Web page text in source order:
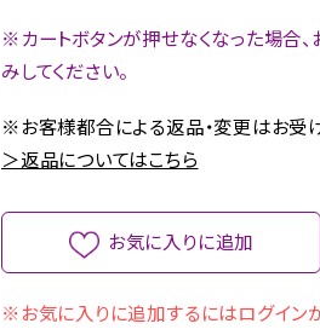
※カートボタンが押せなくなった場合
みしてください。
※お客様都合による返品・変更はお受け
＞返品についてはこちら
お気に入りに追加
※お気に入りに追加するにはログイン